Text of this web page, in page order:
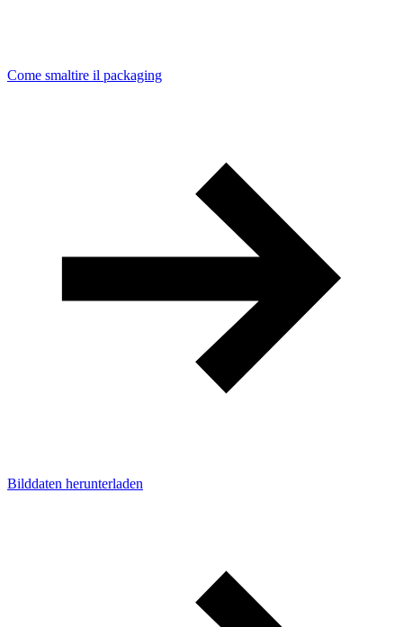
Come smaltire il packaging
Bilddaten herunterladen